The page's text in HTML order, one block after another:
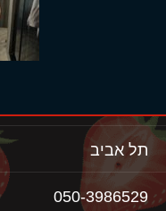
תל אביב
050-3986529